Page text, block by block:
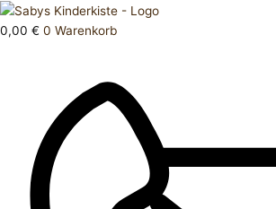
Zum
Inhalt
0,00 € 0 Warenkorb
Products
search
Hose
lang